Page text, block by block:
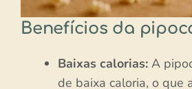
Benefícios da
Baixas calorias: A
de baixa caloria, o que